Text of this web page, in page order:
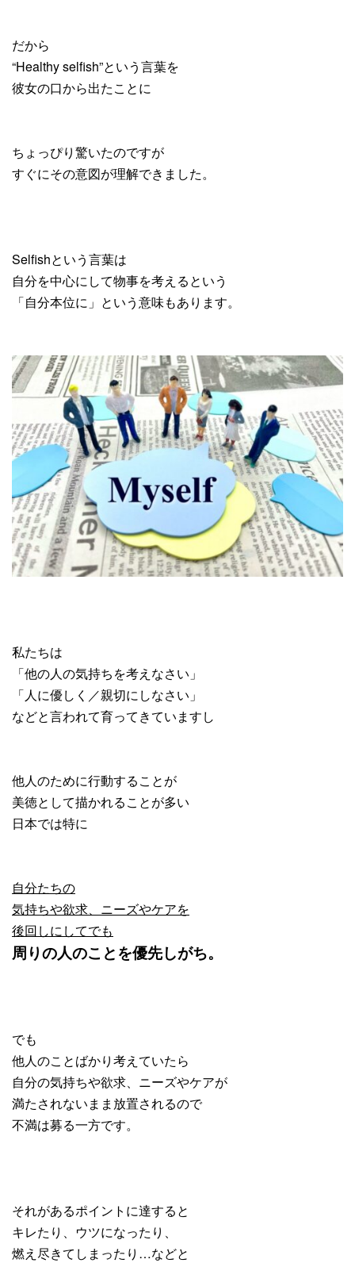
だから
“Healthy selfish”という言葉を
彼女の口から出たことに
ちょっぴり驚いたのですが
すぐにその意図が理解できました。
Selfishという言葉は
自分を中心にして物事を考えるという
「自分本位に」という意味もあります。
私たちは
「他の人の気持ちを考えなさい」
「人に優しく／親切にしなさい」
などと言われて育ってきていますし
他人のために行動することが
美徳として描かれることが多い
日本では特に
自分たちの
気持ちや欲求、ニーズやケアを
後回しにしてでも
周りの人のことを優先しがち。
でも
他人のことばかり考えていたら
自分の気持ちや欲求、ニーズやケアが
満たされないまま放置されるので
不満は募る一方です。
それがあるポイントに達すると
キレたり、ウツになったり、
燃え尽きてしまったり…などと